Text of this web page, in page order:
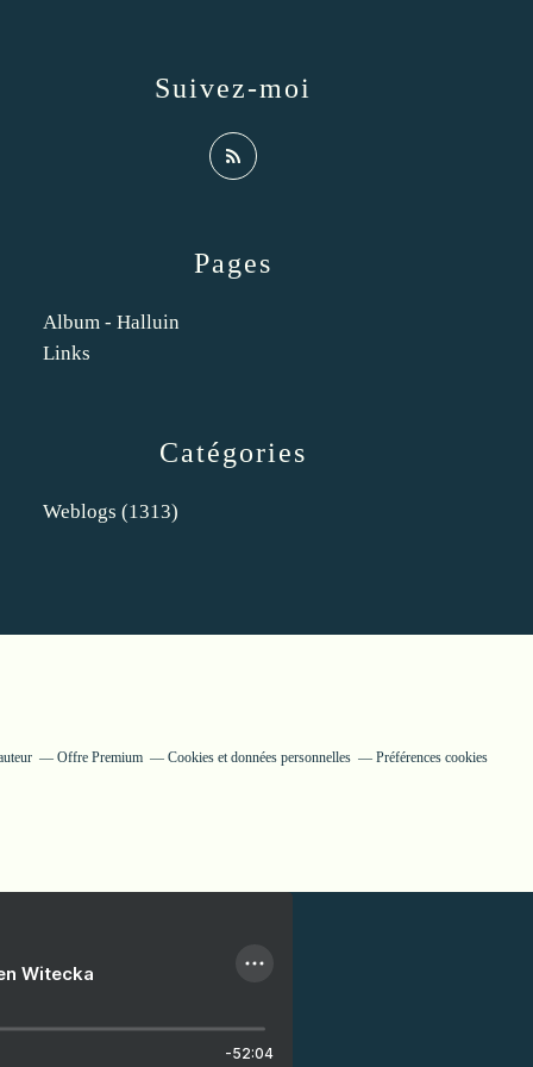
Catégories
Weblogs (1313)
Pages
Album - Halluin
Links
Suivez-moi
Offre Premium Cookies et données personnelles Préférences cookies
Witecka
-52:04